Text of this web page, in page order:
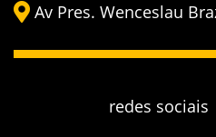
Av Pres. Wenceslau
redes sociais